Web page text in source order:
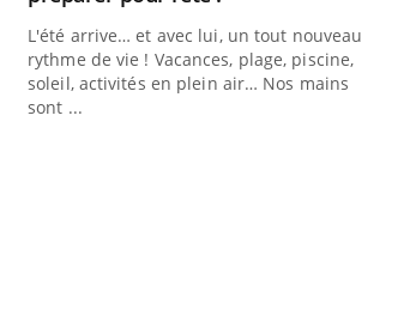
Le Ramadan approche, et, pour de
nombreuses personnes atteintes de
diabète, c'est une période de questions, de
défis, mais ...